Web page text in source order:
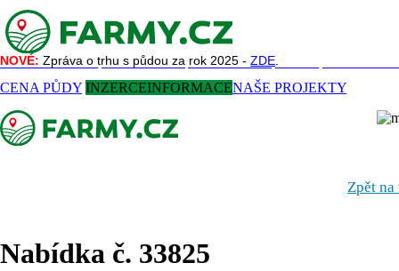
NAŠE SLUŽBY REFERENCE AKTUALITY O NÁS
NOVÉ: Zpráva o trhu s půdou za rok 2025 - ZDE
CENA PŮDY INZERCEINFORMACENAŠE PROJEKTY
NOVÉ: Zpráva o trhu s půdou za rok 2025 - ZDE
Zpět
Nabídka č. 33825